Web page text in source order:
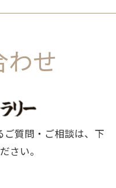
わせ
ご質問・ご相談は、下
さい。